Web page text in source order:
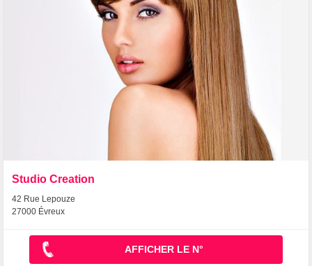
Studio Creation
42 Rue Lepouze
27000 Évreux
AFFICHER LE N°